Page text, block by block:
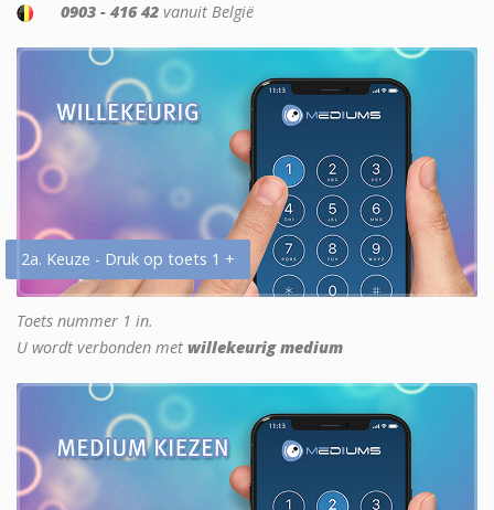
0903 - 416 42 vanuit België
2a. Keuze - Druk op toets 1 +
Toets nummer 1 in.
U wordt verbonden met willekeurig medium